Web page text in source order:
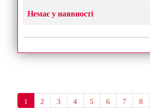
Немає у наявності
1 2 3 4 5 6 7 8